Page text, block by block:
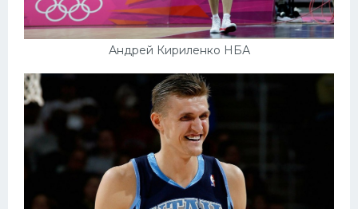
Андрей Кириленко НБА